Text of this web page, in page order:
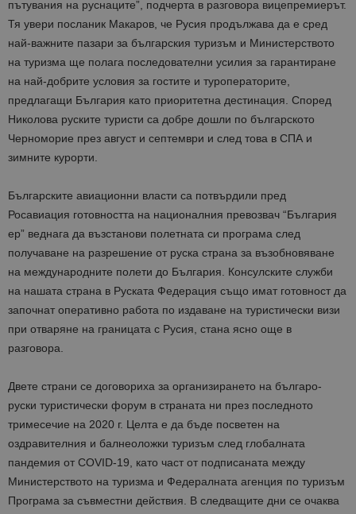
пътувания на руснаците”, подчерта в разговора вицепремиерът.
Тя увери посланик Макаров, че Русия продължава да е сред
най-важните пазари за българския туризъм и Министерството
на туризма ще полага последователни усилия за гарантиране
на най-добрите условия за гостите и туроператорите,
предлагащи България като приоритетна дестинация. Според
Николова руските туристи са добре дошли по българското
Черноморие през август и септември и след това в СПА и
зимните курорти.
Българските авиационни власти са потвърдили пред
Росавиация готовността на националния превозвач “България
ер” веднага да възстанови полетната си програма след
получаване на разрешение от руска страна за възобновяване
на международните полети до България. Консулските служби
на нашата страна в Руската Федерация също имат готовност да
започнат оперативно работа по издаване на туристически визи
при отваряне на границата с Русия, стана ясно още в
разговора.
Двете страни се договориха за организирането на българо-
руски туристически форум в страната ни през последното
тримесечие на 2020 г. Целта е да бъде посветен на
оздравителния и балнеоложки туризъм след глобалната
пандемия от COVID-19, като част от подписаната между
Министерството на туризма и Федералната агенция по туризъм
Програма за съвместни действия. В следващите дни се очаква